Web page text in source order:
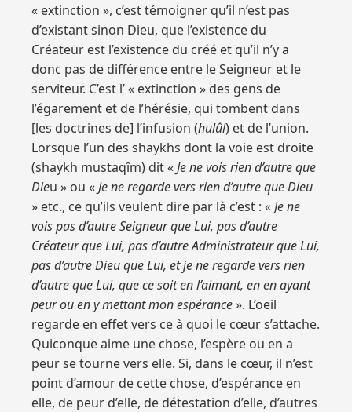
« extinction », c’est témoigner qu’il n’est pas
d’existant sinon Dieu, que l’existence du
Créateur est l’existence du créé et qu’il n’y a
donc pas de différence entre le Seigneur et le
serviteur. C’est l’ « extinction » des gens de
l’égarement et de l’hérésie, qui tombent dans
[les doctrines de] l’infusion (hulûl) et de l’union.
Lorsque l’un des shaykhs dont la voie est droite
(shaykh mustaqîm) dit «Je ne vois rien d’autre que
Dieu » ou «Je ne regarde vers rien d’autre que Dieu
» etc., ce qu’ils veulent dire par là c’est : «Je ne
vois pas d’autre Seigneur que Lui, pas d’autre
Créateur que Lui, pas d’autre Administrateur que Lui,
pas d’autre Dieu que Lui, et je ne regarde vers rien
d’autre que Lui, que ce soit en l’aimant, en en ayant
peur ou en y mettant mon espérance». L’oeil
regarde en effet vers ce à quoi le cœur s’attache.
Quiconque aime une chose, l’espère ou en a
peur se tourne vers elle. Si, dans le cœur, il n’est
point d’amour de cette chose, d’espérance en
elle, de peur d’elle, de détestation d’elle, d’autres